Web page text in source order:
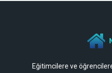
Eğitimcilere ve